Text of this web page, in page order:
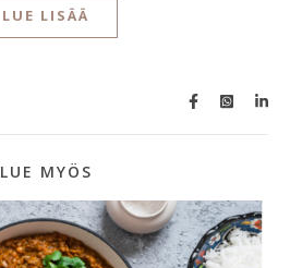
LUE LISÄÄ
LUE MYÖS